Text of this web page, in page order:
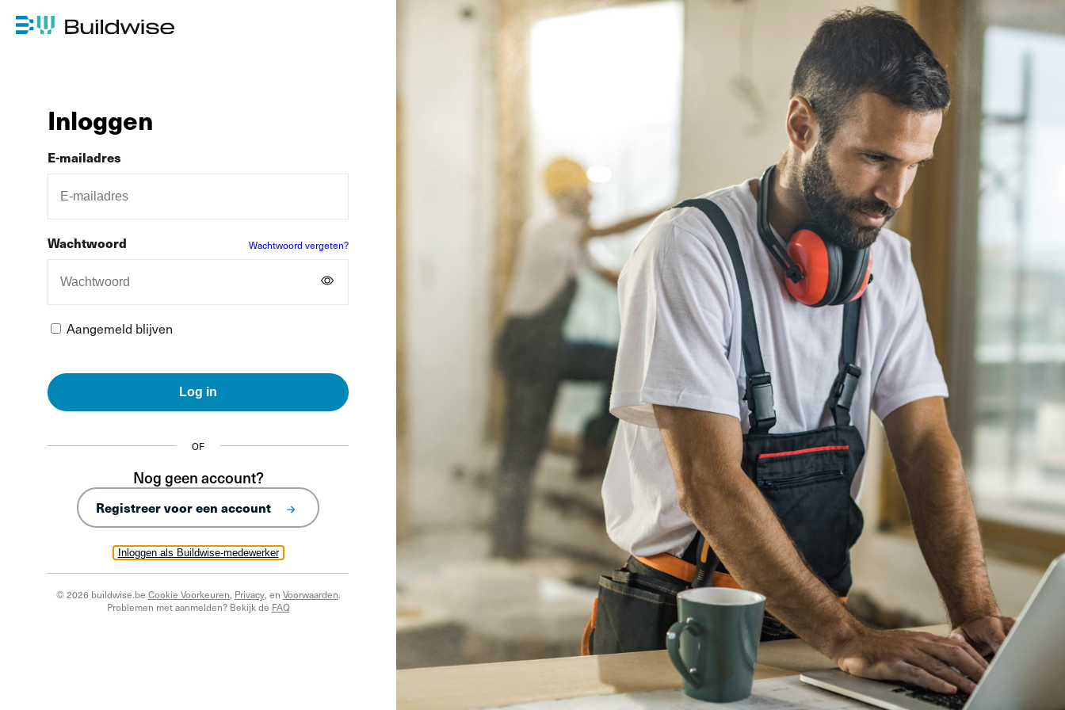
Inloggen
Inloggen als Buildwise-medewerker
E-mailadres
Wachtwoord Wachtwoord vergeten?
Aangemeld blijven
Log in
OF
Nog geen account?
Registreer voor een account
© 2026 buildwise.be Cookie Voorkeuren, Privacy, en Voorwaarden.
Problemen met aanmelden? Bekijk de FAQ